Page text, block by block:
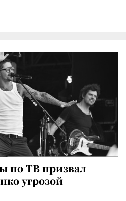
по ТВ призвал
угрозой